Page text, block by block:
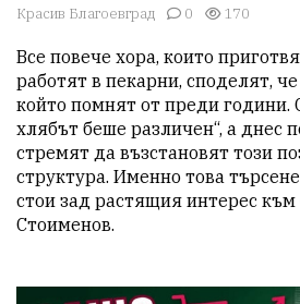
Красив Благоевград 0 170
Все повече хора, които
работят в пекарни, споделят,
който помнят от преди години.
хлябът беше различен“, а днес
стремят да възстановят този
структура. Именно това
стои зад растящия интерес
Стоименов.